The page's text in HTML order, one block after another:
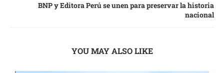
BNP y Editora Perú se unen para preservar la historia
nacional
YOU MAY ALSO LIKE